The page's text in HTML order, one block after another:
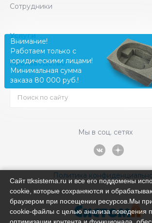
Сотрудники
Услуги
Производство
Мы в соц. сетях
Политика
Внимание!
Работаем только с
юридическими лицами!
Минимальная сумма
заказа 80 000 руб.!
Сайт ttksistema.ru и все его поддомены
cookie, которые сохраняются и
браузером при посещении ресурсов.Мы
cookie‑файлы с целью анализа поведения